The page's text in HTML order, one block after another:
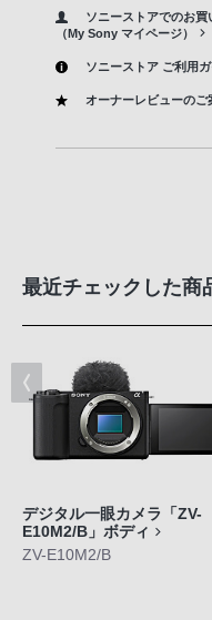
ソニーストアでのお買
（My Sony マイページ）
ソニーストア ご利用
オーナーレビューのご
最近チェックした商
デジタル一眼カメラ「ZV-
E10M2/B」ボディ
ZV-E10M2/B